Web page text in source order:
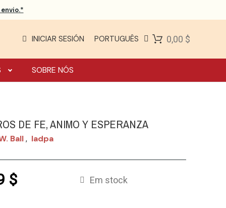
INICIAR SESIÓN PORTUGUÊS 0,00 $
SOBRE NÓS
DE FE, ANIMO Y ESPERANZA
Ball , Iadpa
$
Em stock